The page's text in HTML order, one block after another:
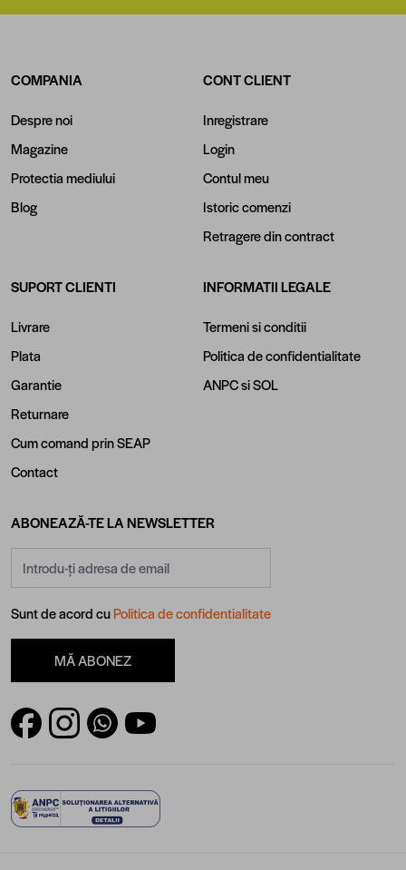
COMPANIA
Despre noi
Magazine
Protectia mediului
Blog
CONT CLIENT
Inregistrare
Login
Contul meu
Istoric comenzi
Retragere din contract
SUPORT CLIENTI
Livrare
Plata
Garantie
Returnare
Cum comand prin SEAP
Contact
INFORMATII LEGALE
Termeni si conditii
Politica de confidentialitate
ANPCsiSOL
ABONEAZĂ-TE LA NEWSLETTER
Sunt de acord cuPolitica de confidentialitate
MĂ ABONEZ